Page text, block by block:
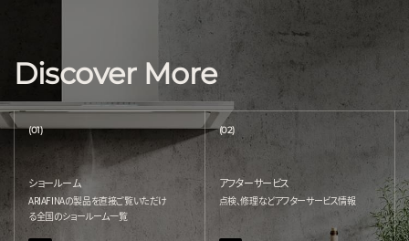
Discover More
(01)
ショールーム
ARIAFINAの製品を直接ご覧いただけ
る全国のショールーム一覧
(02)
アフターサービス
点検、修理などアフターサービス情報